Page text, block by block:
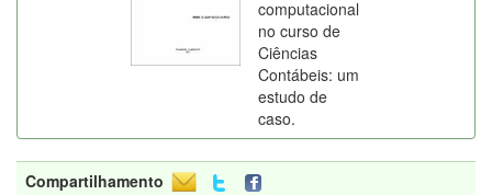
computacional
no curso de
Ciências
Contábeis: um
estudo de
caso.
Compartilhamento